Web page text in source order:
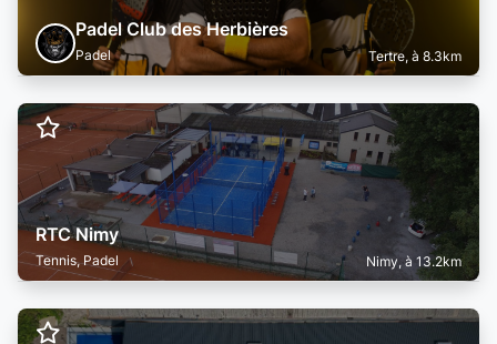
Padel Club des Herbières
Padel Tertre, à 8.3km
RTC Nimy
Tennis, Padel Nimy, à 13.2km